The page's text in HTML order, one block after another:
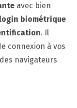
avec bien
login biométrique
. Il
connexion à vos
navigateurs